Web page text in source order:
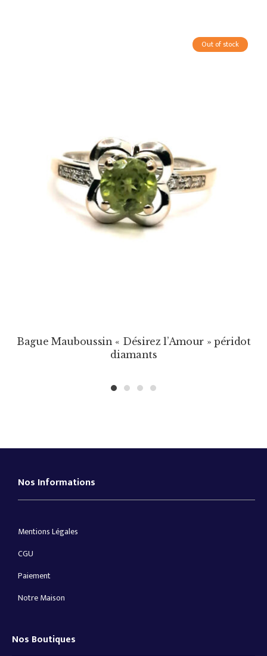
Out of stock
Bague Mauboussin « Désirez l’Amour » péridot
diamants
Nos Informations
Mentions Légales
CGU
Paiement
Notre Maison
Nos Boutiques